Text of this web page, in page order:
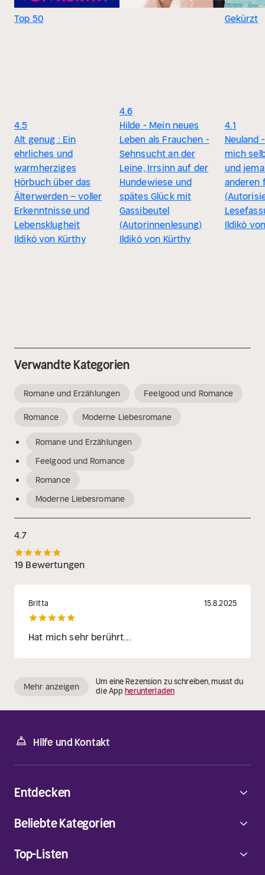
Top 50
4.5
Alt genug : Ein
ehrliches und
warmherziges
Hörbuch über das
Älterwerden – voller
Erkenntnisse und
Lebensklugheit
Ildikó von Kürthy
4.6
Hilde - Mein neues
Leben als Frauchen -
Sehnsucht an der
Leine, Irrsinn auf der
Hundewiese und
spätes Glück mit
Gassibeutel
(Autorinnenlesung)
Ildikó von Kürthy
Gekürzt
4.1
Neuland
mich
und
anderen
Ildikó
Verwandte Kategorien
Romane und Erzählungen Feelgood und Romance
Romance Moderne Liebesromane
Romane und Erzählungen
Feelgood und Romance
Romance
Moderne Liebesromane
4.7
19 Bewertungen
Britta 15.8.2025
Hat mich sehr berührt…
Mehr anzeigen
Um eine Rezension zu schreiben, musst du
die Appherunterladen
Hilfe und Kontakt
Entdecken
Beliebte Kategorien
Top-Listen